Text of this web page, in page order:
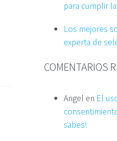
para cumplir
Los mejores
experta de
COMENTARIOS
Angel en El
sabes!